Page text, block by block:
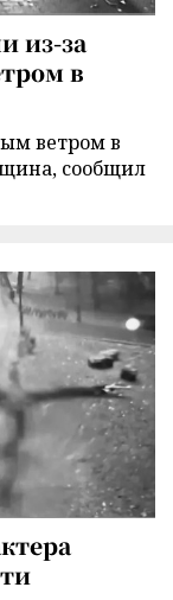
из-за
в
ветром в
сообщил